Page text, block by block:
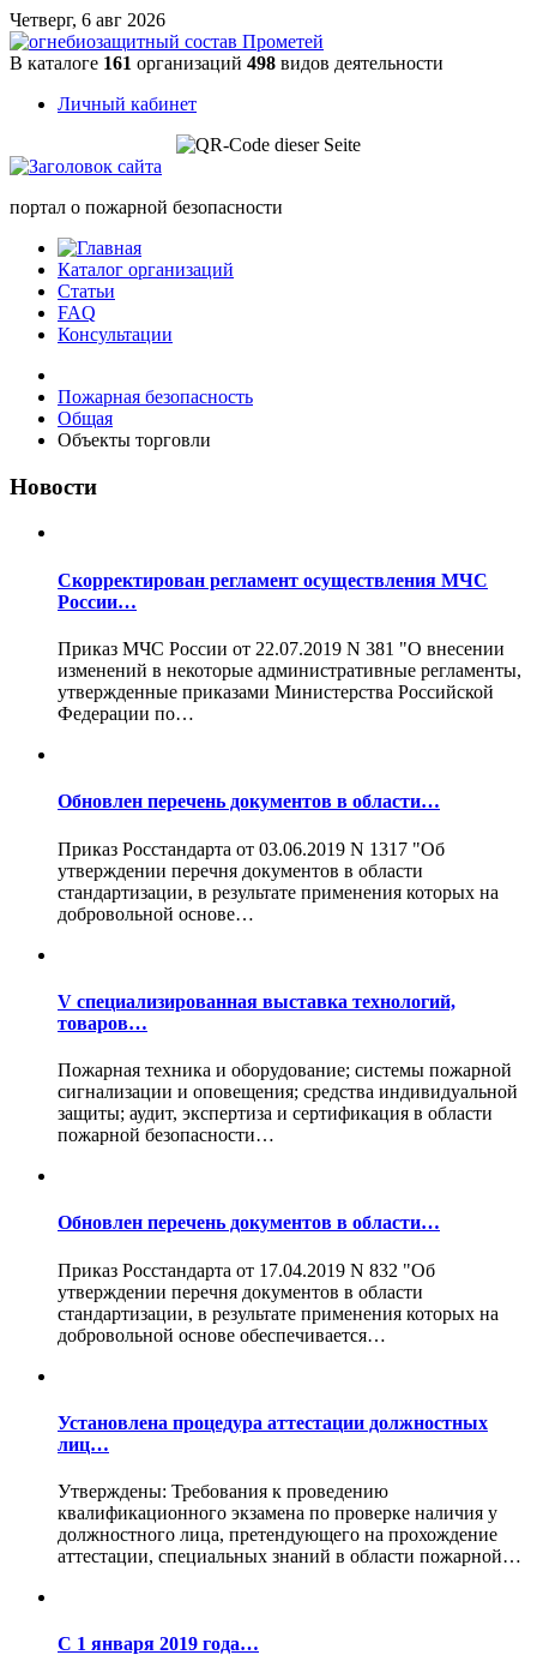
Четверг, 6 авг 2026
В каталоге 161 организаций 498 видов деятельности
Личный кабинет
портал о пожарной безопасности
Каталог организаций
Статьи
FAQ
Консультации
Пожарная безопасность
Общая
Объекты торговли
Новости
Скорректирован регламент осуществления МЧС
России…
Приказ МЧС России от 22.07.2019 N 381 "О внесении
изменений в некоторые административные регламенты,
утвержденные приказами Министерства Российской
Федерации по…
Обновлен перечень документов в области…
Приказ Росстандарта от 03.06.2019 N 1317 "Об
утверждении перечня документов в области
стандартизации, в результате применения которых на
добровольной основе…
V специализированная выставка технологий,
товаров…
Пожарная техника и оборудование; системы пожарной
сигнализации и оповещения; средства индивидуальной
защиты; аудит, экспертиза и сертификация в области
пожарной безопасности…
Обновлен перечень документов в области…
Приказ Росстандарта от 17.04.2019 N 832 "Об
утверждении перечня документов в области
стандартизации, в результате применения которых на
добровольной основе обеспечивается…
Установлена процедура аттестации должностных
лиц…
Утверждены: Требования к проведению
квалификационного экзамена по проверке наличия у
должностного лица, претендующего на прохождение
аттестации, специальных знаний в области пожарной…
С 1 января 2019 года…